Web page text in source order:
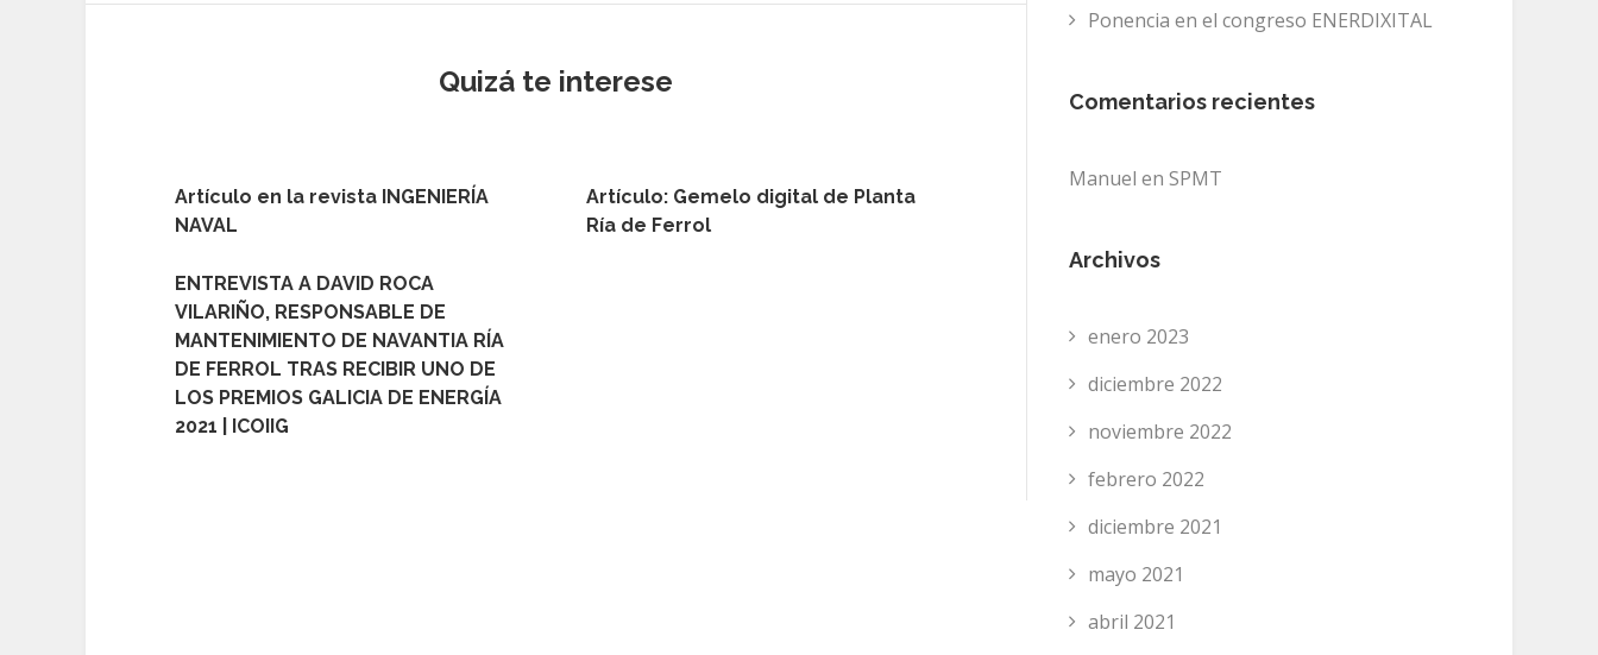
Quizá te interese
Artículo en la revista INGENIERÍA
NAVAL
Artículo: Gemelo digital de Planta
Ría de Ferrol
ENTREVISTA A DAVID ROCA
VILARIÑO, RESPONSABLE DE
MANTENIMIENTO DE NAVANTIA RÍA
DE FERROL TRAS RECIBIR UNO DE
LOS PREMIOS GALICIA DE ENERGÍA
2021 | ICOIIG
Ponencia en el congreso ENERDIXITAL
Comentarios recientes
Manuel en SPMT
Archivos
enero 2023
diciembre 2022
noviembre 2022
febrero 2022
diciembre 2021
mayo 2021
abril 2021